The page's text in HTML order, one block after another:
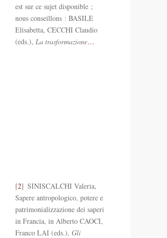
est sur ce sujet disponible ;
nous conseillons : BASILE
Elisabetta, CECCHI Claudio
(eds.), La trasformazione…
2
SINISCALCHI Valeria,
Sapere antropologico, potere e
patrimonializzazione dei saperi
in Francia, in Alberto CAOCI,
Franco LAI (eds.), Gli